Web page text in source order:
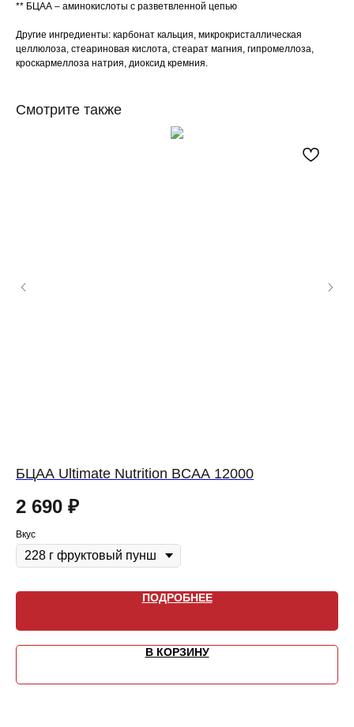
** БЦАА – аминокислоты с разветвленной цепью
Другие ингредиенты: карбонат кальция, микрокристаллическая
целлюлоза, стеариновая кислота, стеарат магния, гипромеллоза,
кроскармеллоза натрия, диоксид кремния.
Смотрите также
БЦАА Ultimate Nutrition BCAA 12000
2 690 ₽
Вкус
ПОДРОБНЕЕ
В КОРЗИНУ